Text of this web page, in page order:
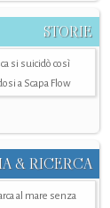
STORIE
si suicidò così
a Scapa Flow
& RICERCA
al mare senza